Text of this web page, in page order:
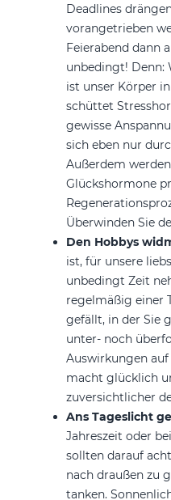
Deadlines
vorangetrieben
Feierabend dann
unbedingt! Denn:
ist unser Körper
schüttet
gewisse
sich eben nur
Außerdem
Glückshormone
Überwinden Sie
Den Hobbys
ist, für unsere
unbedingt Zeit
regelmäßig einer
gefällt, in der Sie
unter- noch
Auswirkungen
macht glücklich
zuversichtlicher
Ans Tageslicht
Jahreszeit oder
sollten darauf
nach draußen zu
tanken.